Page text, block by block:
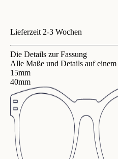
Lieferzeit 2-3 Wochen
Die Details zur Fassung
Alle Maße und Details auf
15mm
40mm